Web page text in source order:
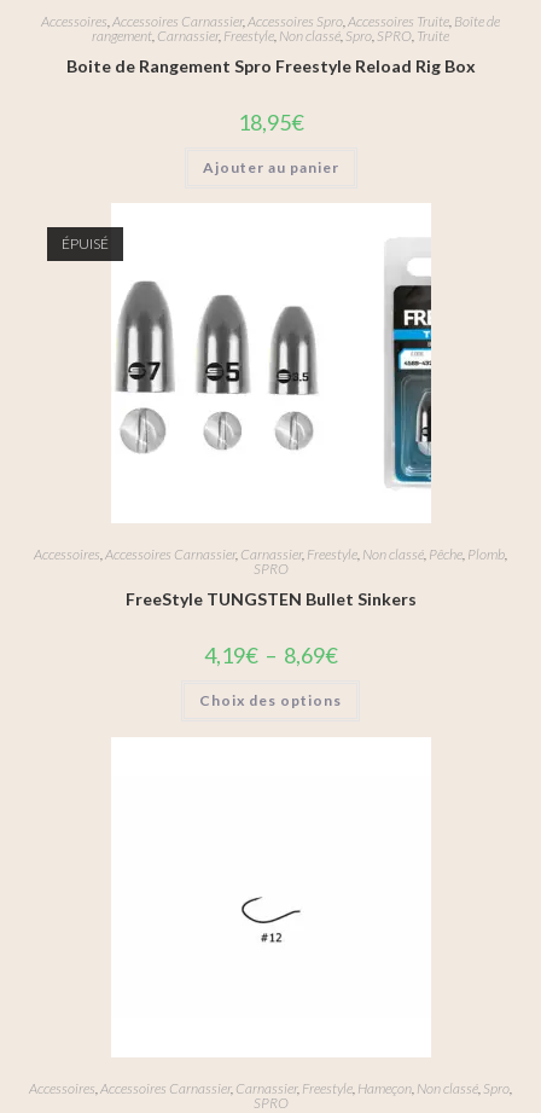
Accessoires Accessoires Carnassier, Accessoires Spro Accessoires Truite Boîte de
rangement Carnassier, Freestyle Non classé Spro SPRO Truite
Boite de Rangement Spro Freestyle Reload Rig Box
18,95€
Ajouter au panier
ÉPUISÉ
Accessoires,Accessoires Carnassier, Carnassier, Freestyle, Non classé, Pêche, Plomb,
SPRO
FreeStyle TUNGSTEN Bullet Sinkers
4,19€ – 8,69€
Choix des options
Accessoires Accessoires Carnassier, Carnassier, Freestyle Hameçon Non classé Spro
SPRO